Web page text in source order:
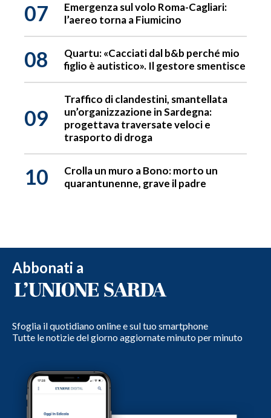
07
Emergenza sul volo Roma-Cagliari:
l’aereo torna a Fiumicino
08
Quartu: «Cacciati dal b&b perché mio
figlio è autistico». Il gestore smentisce
09
Traffico di clandestini, smantellata
un’organizzazione in Sardegna:
progettava traversate veloci e
trasporto di droga
10
Crolla un muro a Bono: morto un
quarantunenne, grave il padre
Abbonati a
Sfoglia il quotidiano online e sul tuo smartphone
Tutte le notizie del giorno aggiornate minuto per minuto